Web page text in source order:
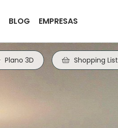
BLOG EMPRESAS
Plano 3D Shopping List